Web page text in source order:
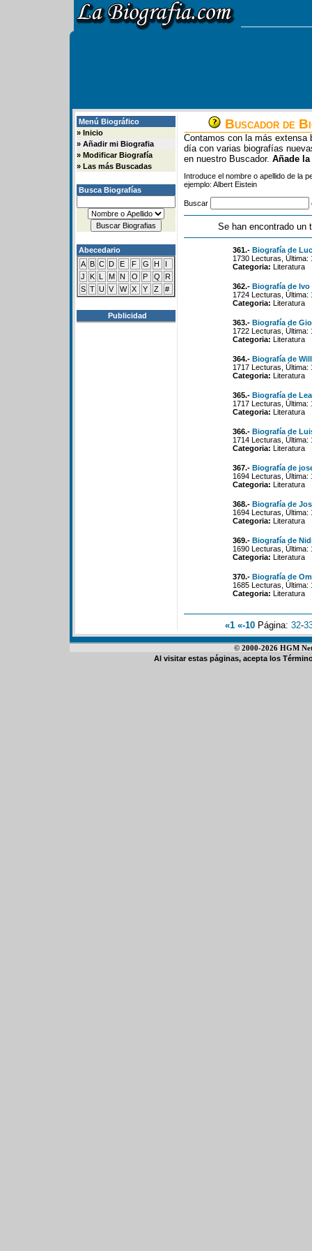
Menú Biográfico
» Inicio
» Añadir mi Biografia
» Modificar Biografía
» Las más Buscadas
Busca Biografías
Abecedario
A B C D E F G H
I
J
K L M N O P Q
R
S T U V W X Y Z #
Publicidad
Buscador de
Contamos con la más extensa
día con varias biografías
en nuestro Buscador. Añade
Introduce el nombre o apellido de la
ejemplo: Albert Eistein
Buscar
Se han encontrado un
361.- Biografía de
1730 Lecturas, Última:
Categoria: Literatura
362.- Biografía de Ivo
1724 Lecturas, Última:
Categoria: Literatura
363.- Biografía de
1722 Lecturas,
Categoria: Literatura
364.- Biografía de
1717 Lecturas,
Categoria: Literatura
365.- Biografía de
1717 Lecturas,
Categoria: Literatura
366.- Biografía de
1714 Lecturas,
Categoria: Literatura
367.- Biografía de
1694 Lecturas,
Categoria: Literatura
368.- Biografía de
1694 Lecturas,
Categoria: Literatura
369.- Biografía de
1690 Lecturas,
Categoria: Literatura
370.- Biografía de
1685 Lecturas,
Categoria: Literatura
«1 «-10 Página: 32-
© 2000-2026 HGM
Al visitar estas páginas, acepta los